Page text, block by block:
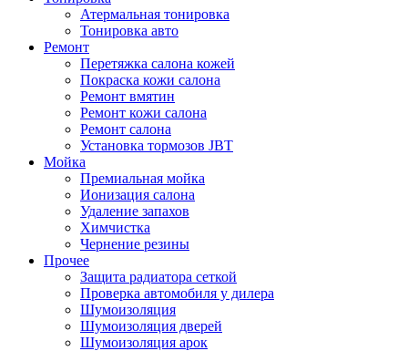
Атермальная тонировка
Тонировка авто
Ремонт
Перетяжка салона кожей
Покраска кожи салона
Ремонт вмятин
Ремонт кожи салона
Ремонт салона
Установка тормозов JBT
Мойка
Премиальная мойка
Ионизация салона
Удаление запахов
Химчистка
Чернение резины
Прочее
Защита радиатора сеткой
Проверка автомобиля у дилера
Шумоизоляция
Шумоизоляция дверей
Шумоизоляция арок